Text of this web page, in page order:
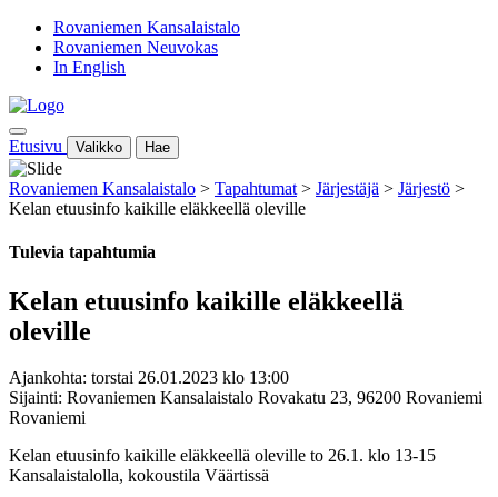
Rovaniemen Kansalaistalo
Rovaniemen Neuvokas
In English
Etusivu Valikko Hae
Rovaniemen Kansalaistalo > Tapahtumat > Järjestäjä > Järjestö >
Kelan etuusinfo kaikille eläkkeellä oleville
Tulevia tapahtumia
Kelan etuusinfo kaikille eläkkeellä
oleville
Ajankohta: torstai 26.01.2023 klo 13:00
Sijainti: Rovaniemen Kansalaistalo Rovakatu 23, 96200 Rovaniemi
Rovaniemi
Kelan etuusinfo kaikille eläkkeellä oleville to 26.1. klo 13-15
Kansalaistalolla, kokoustila Väärtissä